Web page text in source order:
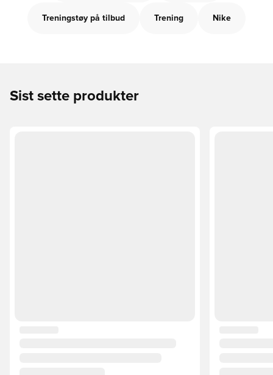
Treningstøy på tilbud Trening Nike
Sist sette produkter